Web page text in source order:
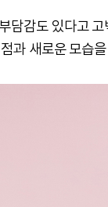
담감도 있다고
과 새로운 모습